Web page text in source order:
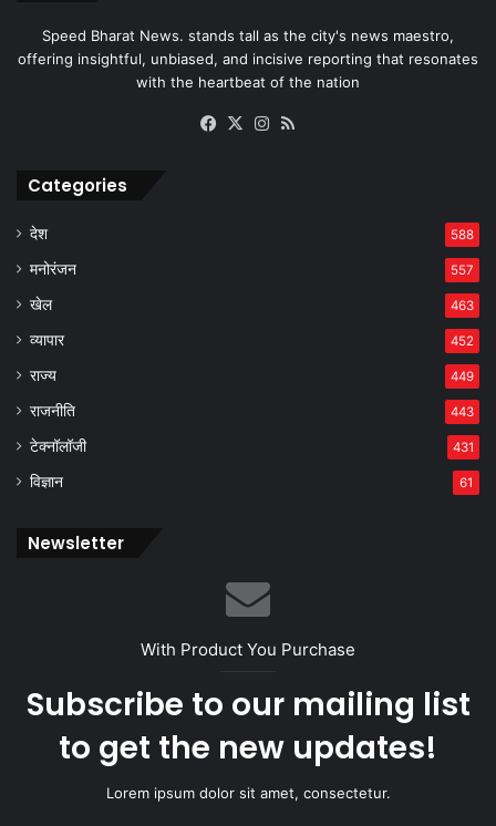
Speed Bharat News. stands tall as the city's news maestro,
offering insightful, unbiased, and incisive reporting that resonates
with the heartbeat of the nation
Facebook
X Instagram
Categories
देश 588
मनोरंजन 557
खेल 463
व्यापार 452
राज्य 449
राजनीति 443
टेक्नॉलॉजी 431
विज्ञान 61
Newsletter
With Product You Purchase
Subscribe to our mailing list
to get the new updates!
Lorem ipsum dolor sit amet, consectetur.